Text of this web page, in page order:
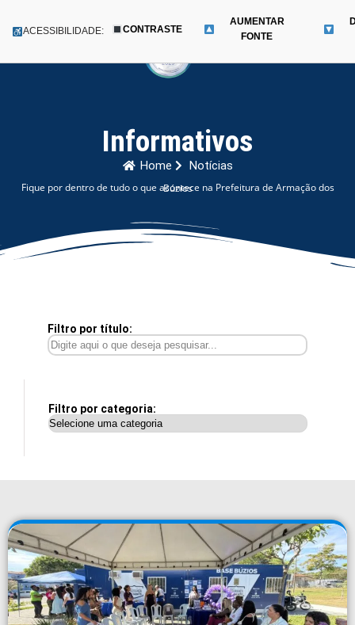
para
Menu
ACESSIBILIDADE: CONTRASTE
AUMENTAR
FONTE
Informativos
Home Notícias
Fique por dentro de tudo o que acontece na Prefeitura de Armação dos Búzios
Filtro por título:
Filtro por categoria: